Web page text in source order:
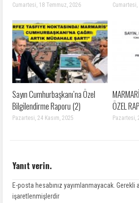
Cumartesi, 18 Temmuz, 2026
Sayın Cumhurbaşkanı’na Özel
Bilgilendirme Raporu (2)
Pazartesi, 24 Kasım, 2025
ÖZEL
Pazartesi,
Yanıt verin.
E-posta hesabınız yayımlanmayacak. Gerekli
işaretlenmişlerdir